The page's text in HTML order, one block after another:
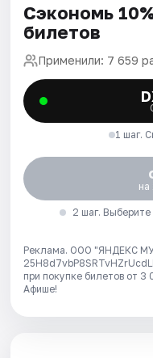
Сэкономь
билетов
Применили: 7 659
1 шаг.
на
2 шаг.
Реклама. ООО "ЯНДЕКС
при покупке билетов от
Афише!